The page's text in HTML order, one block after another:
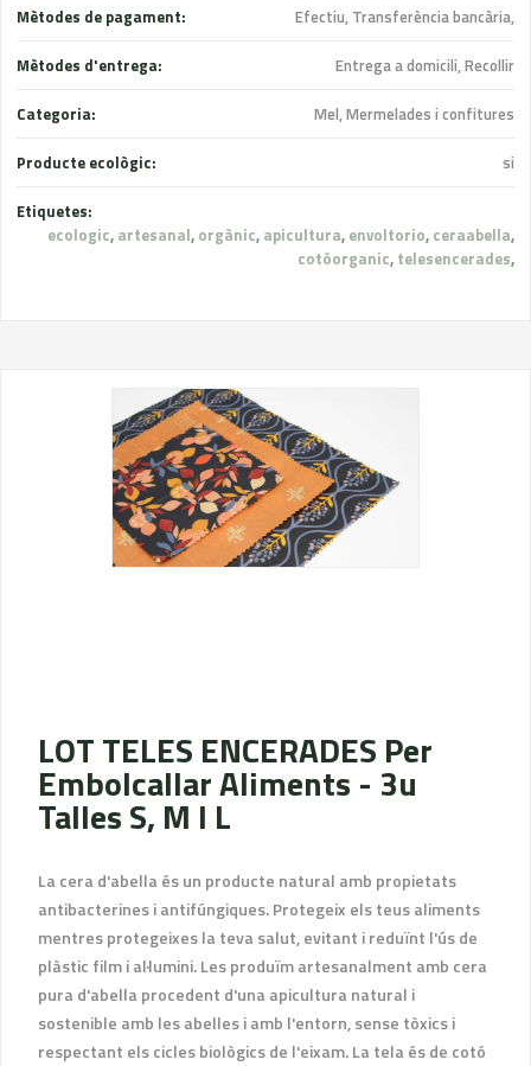
Mètodes de pagament: Efectiu, Transferència bancària,
Mètodes d'entrega: Entrega a domicili, Recollir
Categoria: Mel, Mermelades i confitures
Producte ecològic: si
Etiquetes:
ecologic, artesanal, orgànic, apicultura, envoltorio, ceraabella,
cotóorganic, telesencerades,
LOT TELES ENCERADES Per
Embolcallar Aliments - 3u
Talles S, M I L
La cera d'abella és un producte natural amb propietats
antibacterines i antifúngiques. Protegeix els teus aliments
mentres protegeixes la teva salut, evitant i reduïnt l'ús de
plàstic film i al·lumini. Les produïm artesanalment amb cera
pura d'abella procedent d'una apicultura natural i
sostenible amb les abelles i amb l'entorn, sense tòxics i
respectant els cicles biològics de l'eixam. La tela és de cotó